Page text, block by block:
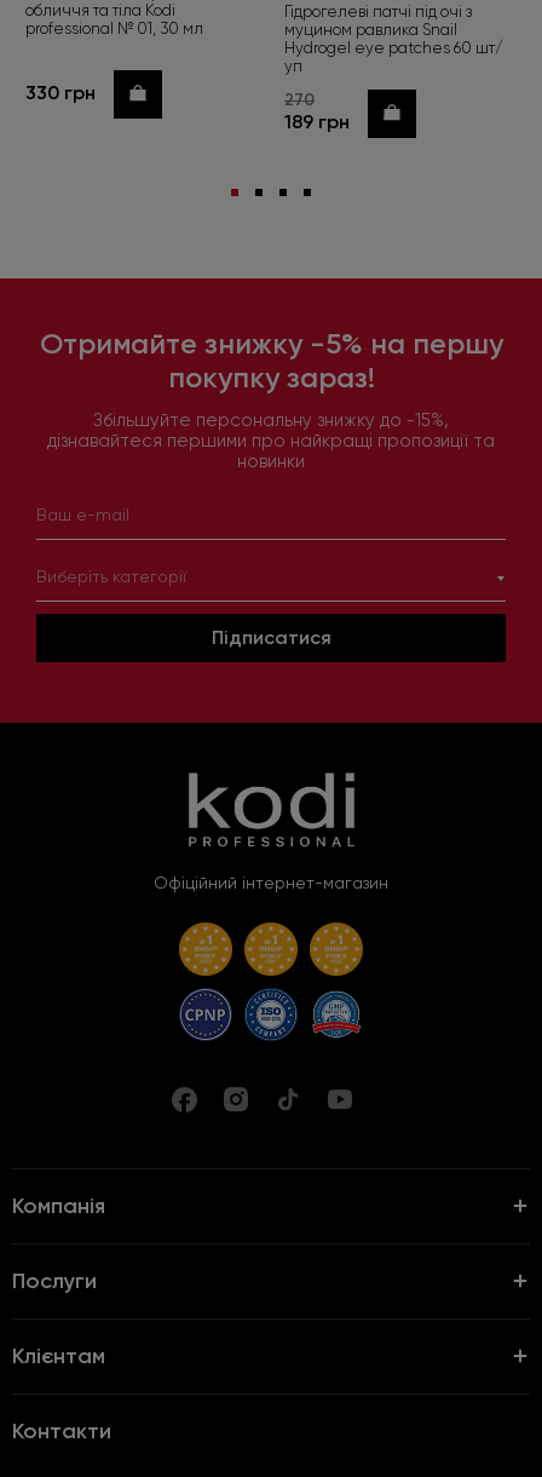
обличчя та тіла Kodi
professional № 01, 30 мл
330 грн Купити
Гідрогелеві патчі під очі з
муцином равлика Snail
Hydrogel eye patches 60 шт/
уп
270
189 грн Купити
Отримайте знижку -5% на першу
покупку зараз!
Збільшуйте персональну знижку до -15%,
дізнавайтеся першими про найкращі пропозиції та
новинки
Виберіть категорії
Підписатися
Офіційний інтернет-магазин
Компанія
Послуги
Клієнтам
Контакти